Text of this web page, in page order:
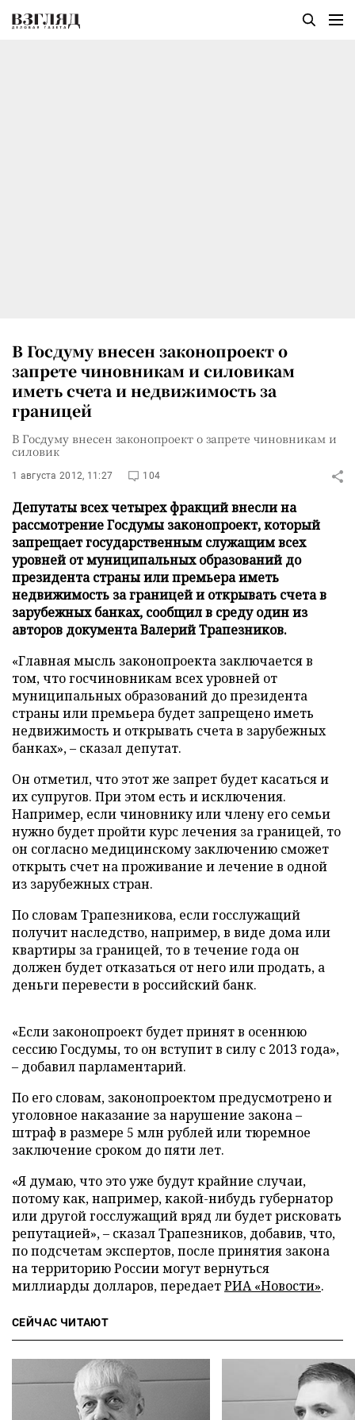
В Госдуму внесен законопроект о
запрете чиновникам и силовикам
иметь счета и недвижимость за
границей
В Госдуму внесен законопроект о запрете чиновникам и
силовик
1 августа 2012, 11:27 104
Депутаты всех четырех фракций внесли на
рассмотрение Госдумы законопроект, который
запрещает государственным служащим всех
уровней от муниципальных образований до
президента страны или премьера иметь
недвижимость за границей и открывать счета в
зарубежных банках, сообщил в среду один из
авторов документа Валерий Трапезников.
«Главная мысль законопроекта заключается в
том, что госчиновникам всех уровней от
муниципальных образований до президента
страны или премьера будет запрещено иметь
недвижимость и открывать счета в зарубежных
банках», – сказал депутат.
Он отметил, что этот же запрет будет касаться и
их супругов. При этом есть и исключения.
Например, если чиновнику или члену его семьи
нужно будет пройти курс лечения за границей, то
он согласно медицинскому заключению сможет
открыть счет на проживание и лечение в одной
из зарубежных стран.
По словам Трапезникова, если госслужащий
получит наследство, например, в виде дома или
квартиры за границей, то в течение года он
должен будет отказаться от него или продать, а
деньги перевести в российский банк.
«Если законопроект будет принят в осеннюю
сессию Госдумы, то он вступит в силу с 2013 года»,
– добавил парламентарий.
По его словам, законопроектом предусмотрено и
уголовное наказание за нарушение закона –
штраф в размере 5 млн рублей или тюремное
заключение сроком до пяти лет.
«Я думаю, что это уже будут крайние случаи,
потому как, например, какой-нибудь губернатор
или другой госслужащий вряд ли будет рисковать
репутацией», – сказал Трапезников, добавив, что,
по подсчетам экспертов, после принятия закона
на территорию России могут вернуться
миллиарды долларов, передаетРИА «Новости».
СЕЙЧАС ЧИТАЮТ